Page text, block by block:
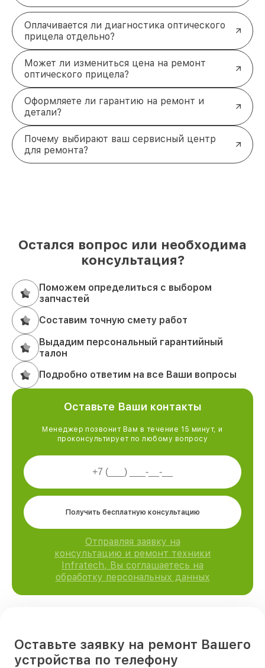
Оплачивается ли диагностика оптического
прицела отдельно?
Может ли измениться цена на ремонт
оптического прицела?
Оформляете ли гарантию на ремонт и
детали?
Почему выбирают ваш сервисный центр
для ремонта?
Остался вопрос или необходима
консультация?
Поможем определиться с выбором
запчастей
Составим точную смету работ
Выдадим персональный гарантийный
талон
Подробно ответим на все Ваши вопросы
Оставьте Ваши контакты
Менеджер позвонит Вам в течение 15 минут, и
проконсультирует по любому вопросу
Получить бесплатную консультацию
Отправляя заявку на
консультацию и ремонт техники
Infratech, Вы соглашаетесь на
обработку персональных данных
Оставьте заявку на ремонт Вашего
устройства по телефону